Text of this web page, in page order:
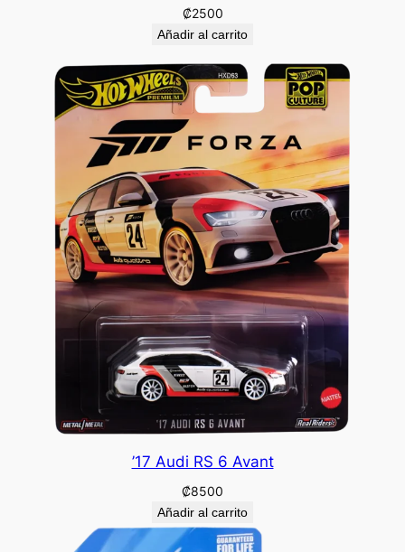
₡2500
Añadir al carrito
’17 Audi RS 6 Avant
₡8500
Añadir al carrito